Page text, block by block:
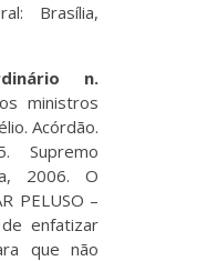
Brasília,
n.
ministros
Acórdão.
Supremo
2006. O
PELUSO –
enfatizar
que não